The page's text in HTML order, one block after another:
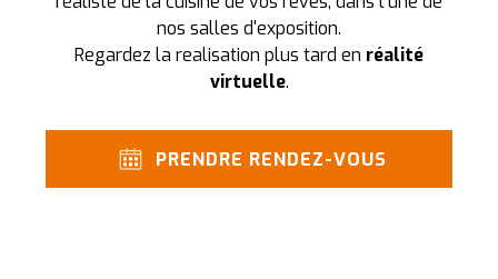
nos salles d'exposition.
Regardez la realisation plus tard en réalité
virtuelle.
PRENDRE RENDEZ-VOUS